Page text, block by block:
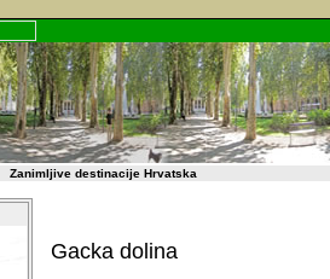
Zanimljive destinacije Hrvatska
Gacka dolina